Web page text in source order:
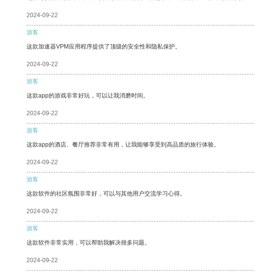
2024-09-22
游客
这款加速器VPM应用程序提供了顶级的安全性和隐私保护。
2024-09-22
游客
这款app的游戏非常好玩，可以让我消磨时间。
2024-09-22
游客
这款app的酒店、餐厅推荐非常有用，让我能够享受到高品质的旅行体验。
2024-09-22
游客
这款软件的社区氛围非常好，可以与其他用户交流学习心得。
2024-09-22
游客
这款软件非常实用，可以帮助我解决很多问题。
2024-09-22